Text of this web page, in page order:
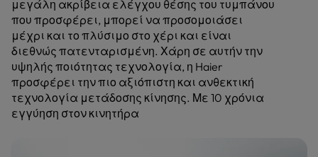
μεγάλη ακρίβεια ελέγχου θέσης του τυμπάνου
που προσφέρει, μπορεί να προσομοιάσει
μέχρι και το πλύσιμο στο χέρι και είναι
διεθνώς πατενταρισμένη. Χάρη σε αυτήν την
υψηλής ποιότητας τεχνολογία, η Haier
προσφέρει την πιο αξιόπιστη και ανθεκτική
τεχνολογία μετάδοσης κίνησης. Με 10 χρόνια
εγγύηση στον κινητήρα